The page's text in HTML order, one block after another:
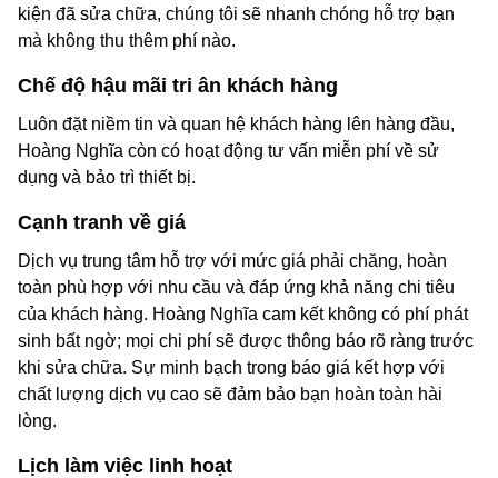
kiện đã sửa chữa, chúng tôi sẽ nhanh chóng hỗ trợ bạn
mà không thu thêm phí nào.
Chế độ hậu mãi tri ân khách hàng
Luôn đặt niềm tin và quan hệ khách hàng lên hàng đầu,
Hoàng Nghĩa còn có hoạt động tư vấn miễn phí về sử
dụng và bảo trì thiết bị.
Cạnh tranh về giá
Dịch vụ trung tâm hỗ trợ với mức giá phải chăng, hoàn
toàn phù hợp với nhu cầu và đáp ứng khả năng chi tiêu
của khách hàng. Hoàng Nghĩa cam kết không có phí phát
sinh bất ngờ; mọi chi phí sẽ được thông báo rõ ràng trước
khi sửa chữa. Sự minh bạch trong báo giá kết hợp với
chất lượng dịch vụ cao sẽ đảm bảo bạn hoàn toàn hài
lòng.
Lịch làm việc linh hoạt